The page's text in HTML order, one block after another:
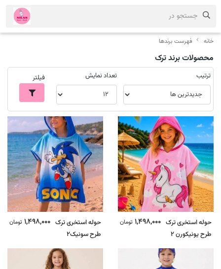
خانه فهرست برندها
محصولات برند ترک
ترتیب تعداد نمایش فیلتر
حوله استخری ترک
طرح یونیکورن 2
1,498,000 تومان
حوله استخری ترک
طرح سونیک2
1,498,000 تومان
جستجو در